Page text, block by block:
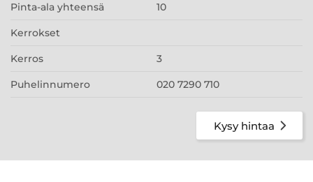
Pinta-ala yhteensä 10
Kerrokset
Kerros 3
Puhelinnumero 020 7290 710
Kysy hintaa